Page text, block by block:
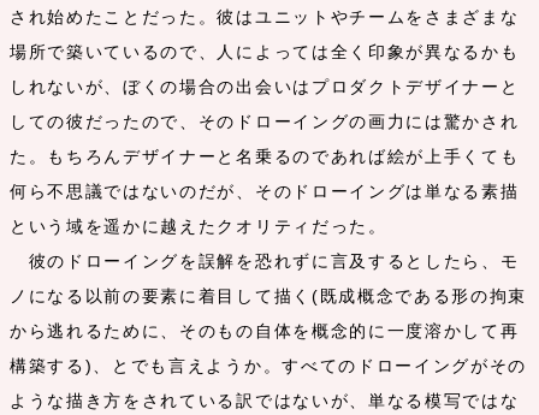
され始めたことだった。彼はユニットやチームをさまざまな
場所で築いているので、人によっては全く印象が異なるかも
しれないが、ぼくの場合の出会いはプロダクトデザイナーと
しての彼だったので、そのドローイングの画力には驚かされ
た。もちろんデザイナーと名乗るのであれば絵が上手くても
何ら不思議ではないのだが、そのドローイングは単なる素描
という域を遥かに越えたクオリティだった。
彼のドローイングを誤解を恐れずに言及するとしたら、モ
ノになる以前の要素に着目して描く(既成概念である形の拘束
から逃れるために、そのもの自体を概念的に一度溶かして再
構築する)、とでも言えようか。すべてのドローイングがその
ような描き方をされている訳ではないが、単なる模写ではな